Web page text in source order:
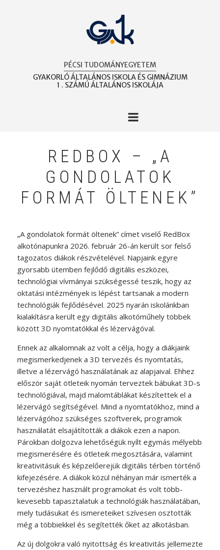
PÉCSI TUDOMÁNYEGYETEM
GYAKORLÓ ÁLTALÁNOS ISKOLA ÉS GIMNÁZIUM
1 . SZÁMÚ ÁLTALÁNOS ISKOLÁJA
REDBOX – „A
GONDOLATOK
FORMÁT ÖLTENEK”
„A gondolatok formát öltenek” címet viselő RedBox
alkotónapunkra 2026. február 26-án került sor felső
tagozatos diákok részvételével. Napjaink egyre
gyorsabb ütemben fejlődő digitális eszközei,
technológiai vívmányai szükségessé teszik, hogy az
oktatási intézmények is lépést tartsanak a modern
technológiák fejlődésével. 2025 nyarán iskolánkban
kialakításra került egy digitális alkotóműhely többek
között 3D nyomtatókkal és lézervágóval.
Ennek az alkalomnak az volt a célja, hogy a diákjaink
megismerkedjenek a 3D tervezés és nyomtatás,
illetve a lézervágó használatának az alapjaival. Ehhez
először saját ötleteik nyomán terveztek bábukat 3D-s
technológiával, majd malomtáblákat készítettek el a
lézervágó segítségével. Mind a nyomtatókhoz, mind a
lézervágóhoz szükséges szoftverek, programok
használatát elsajátították a diákok ezen a napon.
Párokban dolgozva lehetőségük nyílt egymás mélyebb
megismerésére és ötleteik megosztására, valamint
kreativitásuk és képzelőerejük digitális térben történő
kifejezésére. A diákok közül néhányan már ismerték a
tervezéshez használt programokat és volt több-
kevesebb tapasztalatuk a technológiák használatában,
mely tudásukat és ismereteiket szívesen osztották
még a többiekkel és segítették őket az alkotásban.
Az új dolgokra való nyitottság és kreativitás jellemezte